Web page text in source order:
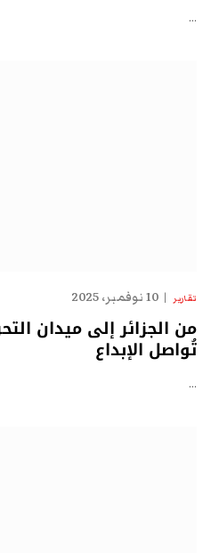
…
تقارير 10 نوفمبر، 2025
من الجزائر إلى ميدان
تُواصل الإبداع
…